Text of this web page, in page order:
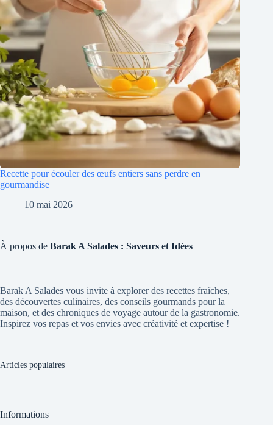
Recette pour écouler des œufs entiers sans perdre en
gourmandise
10 mai 2026
À propos de Barak A Salades : Saveurs et Idées
Barak A Salades vous invite à explorer des recettes fraîches,
des découvertes culinaires, des conseils gourmands pour la
maison, et des chroniques de voyage autour de la gastronomie.
Inspirez vos repas et vos envies avec créativité et expertise !
Articles populaires
Informations